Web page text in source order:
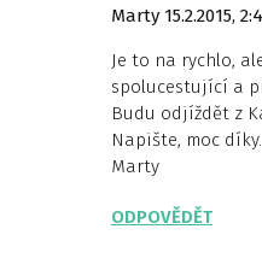
Marty 15.2.2015,
Je to na rychlo,
spolucestující a
Budu odjíždět z
Napište, moc díky.
Marty
ODPOVĚDĚT